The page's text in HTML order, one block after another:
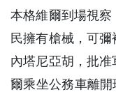
本格維爾到場視
民擁有槍械，可
內塔尼亞胡，批
爾乘坐公務車離